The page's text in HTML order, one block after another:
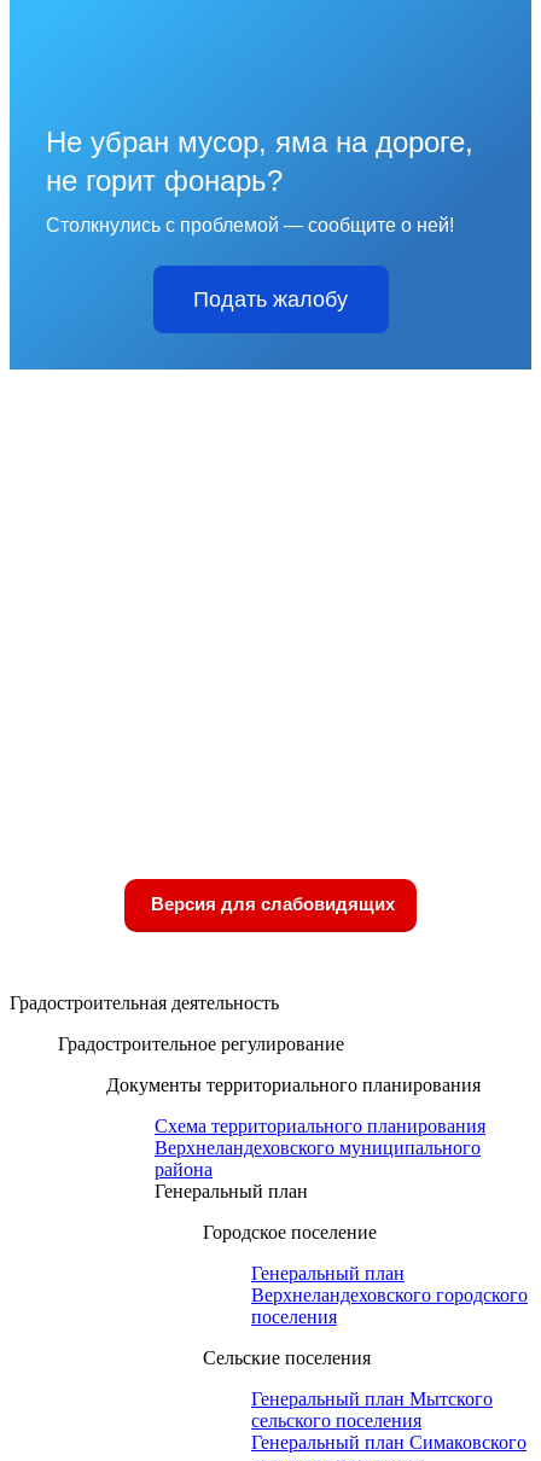
Не убран мусор, яма на дороге,
не горит фонарь?
Столкнулись с проблемой — сообщите о ней!
Подать жалобу
Версия для слабовидящих
Градостроительная деятельность
Градостроительное регулирование
Документы территориального планирования
Схема территориального планирования
Верхнеландеховского муниципального
района
Генеральный план
Городское поселение
Генеральный план
Верхнеландеховского городского
поселения
Сельские поселения
Генеральный план Мытского
сельского поселения
Генеральный план Симаковского